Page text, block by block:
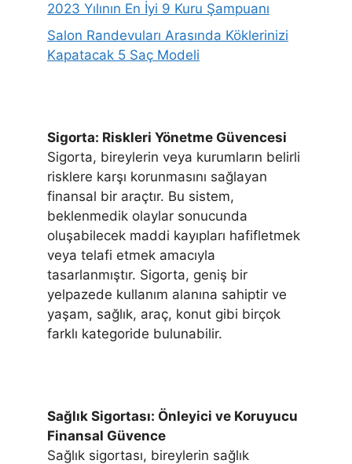
2023 Yılının En İyi 9 Kuru Şampuanı
Salon Randevuları Arasında Köklerinizi
Kapatacak 5 Saç Modeli
Sigorta: Riskleri Yönetme Güvencesi
Sigorta, bireylerin veya kurumların belirli
risklere karşı korunmasını sağlayan
finansal bir araçtır. Bu sistem,
beklenmedik olaylar sonucunda
oluşabilecek maddi kayıpları hafifletmek
veya telafi etmek amacıyla
tasarlanmıştır. Sigorta, geniş bir
yelpazede kullanım alanına sahiptir ve
yaşam, sağlık, araç, konut gibi birçok
farklı kategoride bulunabilir.
Sağlık Sigortası: Önleyici ve Koruyucu
Finansal Güvence
Sağlık sigortası, bireylerin sağlık